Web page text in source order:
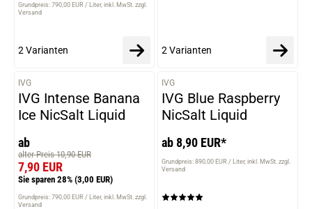
Grundpreis: 790,00 EUR / Liter inkl. MwSt. zzgl.
Versand
2 Varianten 2 Varianten
IVG
IVG Intense Banana
Ice NicSalt Liquid
ab
alter Preis 10,90 EUR
7,90 EUR
Sie sparen 28% (3,00 EUR)
Grundpreis: 790,00 EUR / Liter inkl. MwSt. zzgl.
Versand
VARIANTEN
IVG
IVG Blue Raspberry
NicSalt Liquid
ab 8,90 EUR*
Grundpreis: 890,00 EUR / Liter inkl. MwSt. zzgl.
Versand